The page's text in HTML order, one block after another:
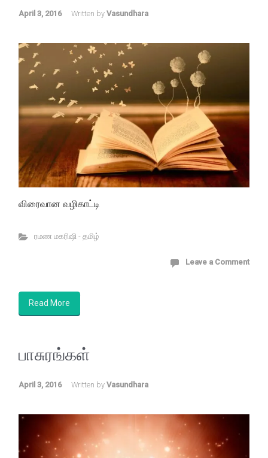
April 3, 2016 Written by Vasundhara
விரைவான வழிகாட்டி
ரமண மகரிஷி - தமிழ்
Leave a Comment
Read More
பாசுரங்கள்
April 3, 2016 Written by Vasundhara